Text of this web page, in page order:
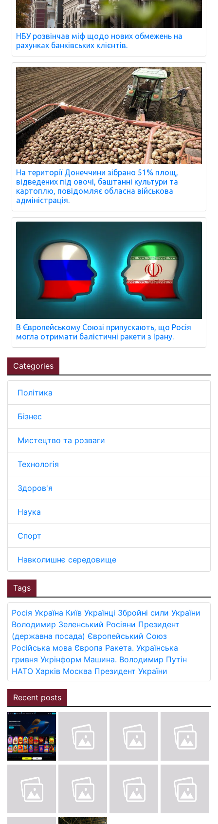
НБУ розвінчав міф щодо нових обмежень на
рахунках банківських клієнтів.
На території Донеччини зібрано 51% площ,
відведених під овочі, баштанні культури та
картоплю, повідомляє обласна військова
адміністрація.
В Європейському Союзі припускають, що Росія
могла отримати балістичні ракети з Ірану.
Categories
Політика
Бізнес
Мистецтво та розваги
Технологія
Здоров'я
Наука
Спорт
Навколишнє середовище
Tags
Росія Україна Київ Українці Збройні сили України
Володимир Зеленський Росіяни Президент
(державна посада) Європейський Союз
Російська мова Європа Ракета. Українська
гривня Укрінформ Машина. Володимир Путін
НАТО Харків Москва Президент України
Recent posts